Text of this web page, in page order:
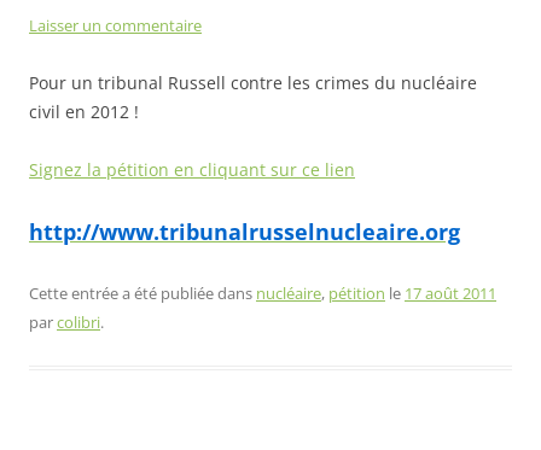
Laisser un commentaire
Pour un tribunal Russell contre les crimes du nucléaire
civil en 2012 !
Signez la pétition en cliquant sur ce lien
http://www.tribunalrusselnucleaire.org
Cette entrée a été publiée dans nucléaire, pétition le 17 août 2011
parcolibri.